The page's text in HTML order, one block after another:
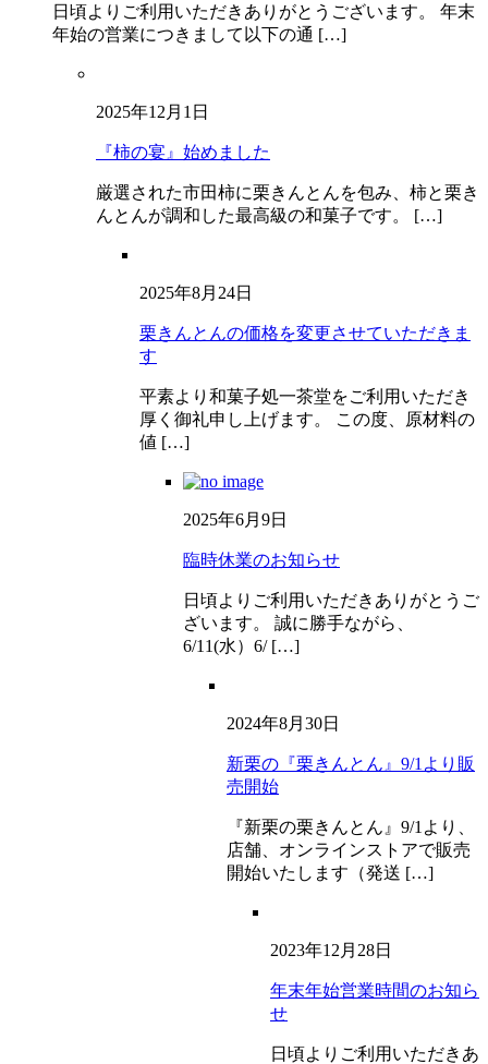
日頃よりご利用いただきありがとうございます。 年末
年始の営業につきまして以下の通 […]
2025年12月1日
『柿の宴』始めました
厳選された市田柿に栗きんとんを包み、柿と栗き
んとんが調和した最高級の和菓子です。 […]
2025年8月24日
栗きんとんの価格を変更させていただきま
す
平素より和菓子処一茶堂をご利用いただき
厚く御礼申し上げます。 この度、原材料の
値 […]
2025年6月9日
臨時休業のお知らせ
日頃よりご利用いただきありがとうご
ざいます。 誠に勝手ながら、
6/11(水）6/ […]
2024年8月30日
新栗の『栗きんとん』9/1より販
売開始
『新栗の栗きんとん』9/1より、
店舗、オンラインストアで販売
開始いたします（発送 […]
2023年12月28日
年末年始営業時間のお知ら
せ
日頃よりご利用いただきあ